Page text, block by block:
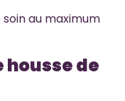
au maximum
de